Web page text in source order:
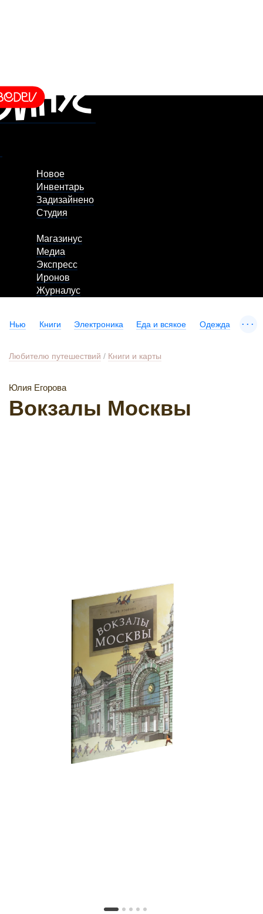
Новое
Инвентарь
Задизайнено
Студия
Магазинус
Медиа
Экспресс
Иронов
Журналус
Нью Книги Электроника Еда и всякое Одежда ...
Любителю путешествий / Книги и карты
Юлия Егорова
Вокзалы Москвы